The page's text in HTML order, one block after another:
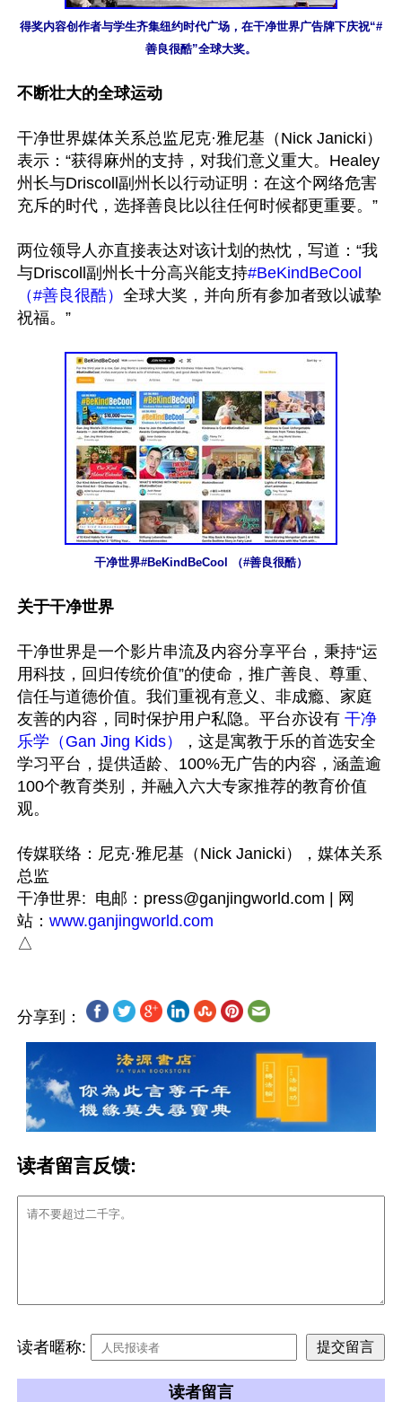
得奖内容创作者与学生齐集纽约时代广场，在干净世界广告牌下庆祝“#
善良很酷”全球大奖。
不断壮大的全球运动
干净世界媒体关系总监尼克·雅尼基（Nick Janicki）
表示：“获得麻州的支持，对我们意义重大。Healey
州长与Driscoll副州长以行动证明：在这个网络危害
充斥的时代，选择善良比以往任何时候都更重要。”
两位领导人亦直接表达对该计划的热忱，写道：“我
与Driscoll副州长十分高兴能支持#BeKindBeCool
（#善良很酷） 全球大奖，并向所有参加者致以诚挚
祝福。”
干净世界#BeKindBeCool （#善良很酷）
关于干净世界
干净世界是一个影片串流及内容分享平台，秉持“运
用科技，回归传统价值”的使命，推广善良、尊重、
信任与道德价值。我们重视有意义、非成瘾、家庭
友善的内容，同时保护用户私隐。平台亦设有 干净
乐学（Gan Jing Kids）
，这是寓教于乐的首选安全
学习平台，提供适龄、100%无广告的内容，涵盖逾
100个教育类别，并融入六大专家推荐的教育价值
观。
传媒联络：尼克·雅尼基（Nick Janicki），媒体关系
总监
干净世界:  电邮： press@ganjingworld.com | 网
站： www.ganjingworld.com
分享到：
读者留言反馈:
读者暱称:
读者留言